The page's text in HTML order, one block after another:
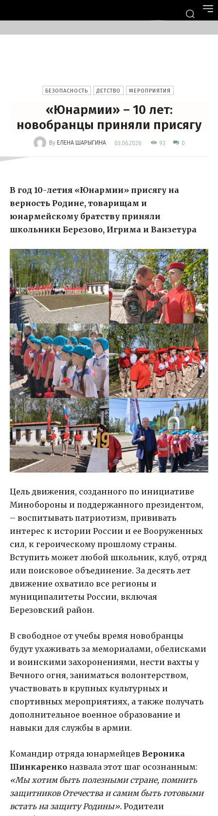
БЕЗОПАСНОСТЬ ДЕТСТВО МЕРОПРИЯТИЯ
«Юнармии» – 10 лет:
новобранцы приняли присягу
By ЕЛЕНА ШАРЫГИНА 03.06.2026 93 0
В год 10-летия «Юнармии» присягу на
верность Родине, товарищам и
юнармейскому братству приняли
школьники Березово, Игрима и Ванзетура
Цель движения, созданного по инициативе
Минобороны и поддержанного президентом,
– воспитывать патриотизм, прививать
интерес к истории России и ее Вооруженных
сил, к героическому прошлому страны.
Вступить может любой школьник, клуб, отряд
или поисковое объединение. За десять лет
движение охватило все регионы и
муниципалитеты России, включая
Березовский район.
В свободное от учебы время новобранцы
будут ухаживать за мемориалами, обелисками
и воинскими захоронениями, нести вахты у
Вечного огня, заниматься волонтерством,
участвовать в крупных культурных и
спортивных мероприятиях, а также получать
дополнительное военное образование и
навыки для службы в армии.
Командир отряда юнармейцев Вероника
Шинкаренко назвала этот шаг осознанным:
«Мы хотим быть полезными стране, помнить
защитников Отечества и самим быть готовыми
встать на защиту Родины». Родители